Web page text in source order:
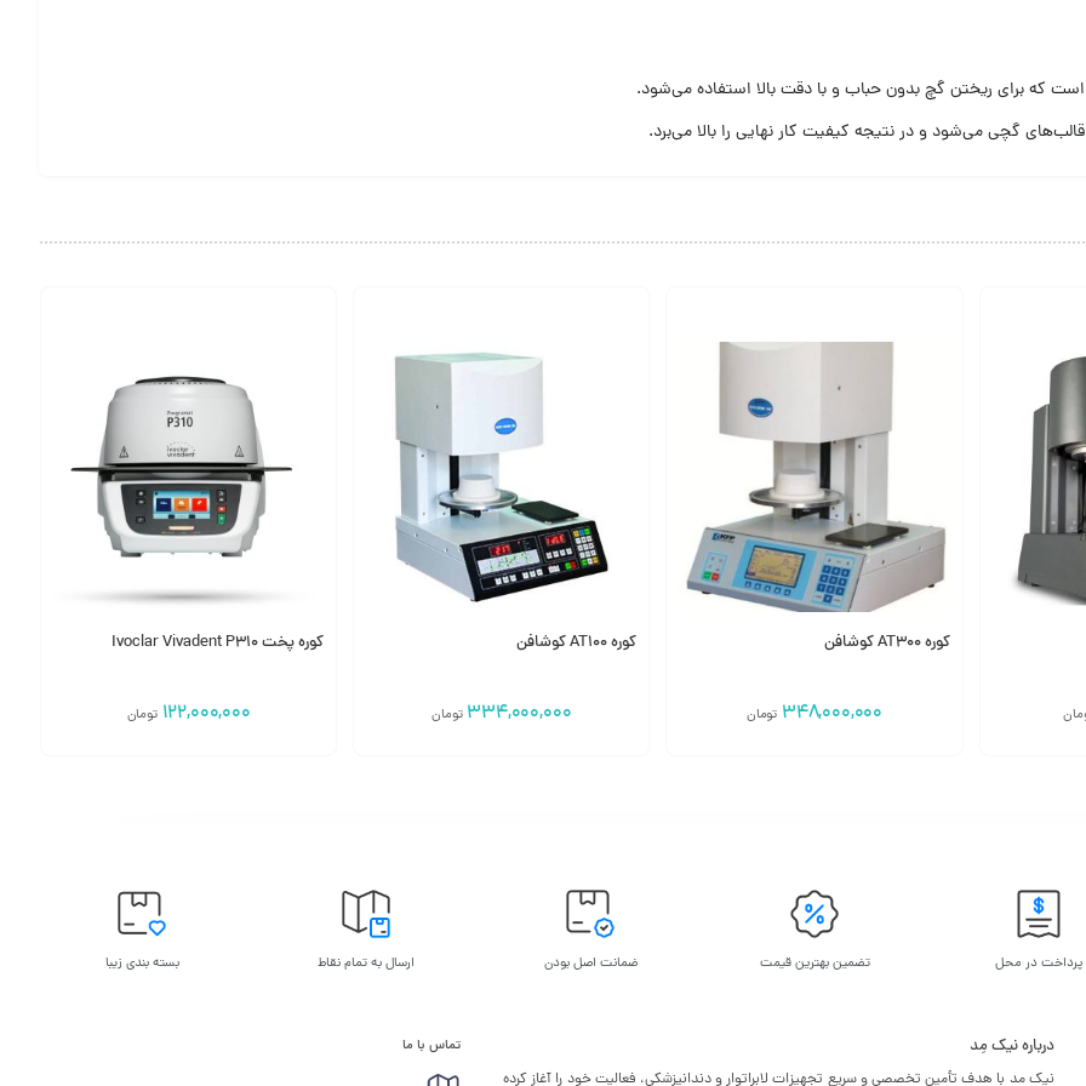
گچی می‌شود و در نتیجه کیفیت کار نهایی را بالا می‌برد.
کوره AT300 کوشافن
348,000,000 تومان
کوره AT100 کوشافن
334,000,000 تومان
کوره پخت Ivoclar Vivadent P310
122,000,000 تومان
پرداخت در محل تضمین بهترین قیمت ضمانت اصل بودن ارسال به تمام نقاط بسته بندی زیبا
درباره نیک مِد
نیک مد با هدف تأمین تخصصی و سریع تجهیزات لابراتوار و دندانپزشکی، فعالیت خود را آغاز کرده
تماس با ما